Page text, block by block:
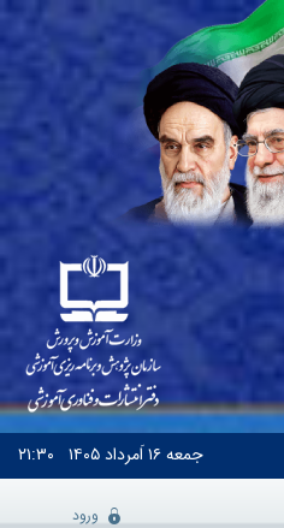
جمعه۱۶ اَمرداد ۱۴۰۵ ۲۱:۳۰
ورود